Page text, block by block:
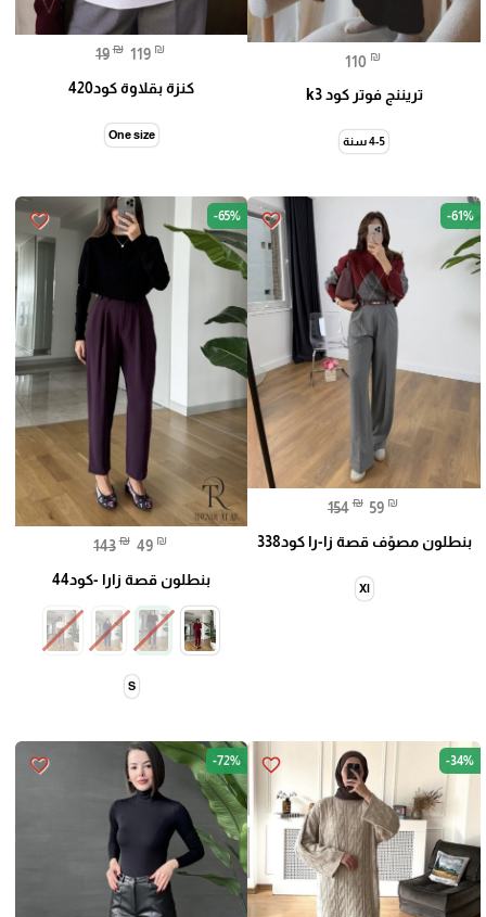
110 ₪
تريننج فوتر كود k3
4-5 سنة
19 ₪ 119 ₪
كنزة بقلاوة كود420
One size
favorite_border -61%
154 ₪ 59 ₪
بنطلون مصوًف قصة زا-را كود338
Xl
favorite_border -65%
143 ₪ 49 ₪
بنطلون قصة زارا -كود44
S
favorite_border -34%
favorite_border -72%